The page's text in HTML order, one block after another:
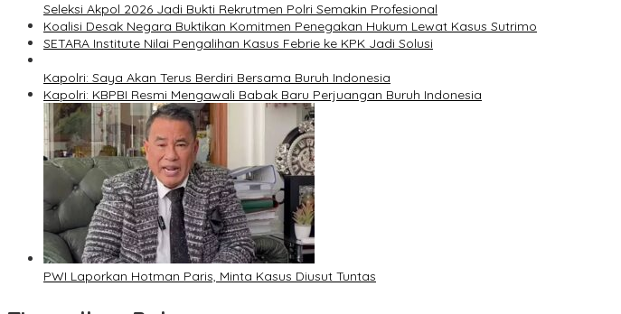
Seleksi Akpol 2026 Jadi Bukti Rekrutmen Polri Semakin Profesional
Koalisi Desak Negara Buktikan Komitmen Penegakan Hukum Lewat Kasus Sutrimo
SETARA Institute Nilai Pengalihan Kasus Febrie ke KPK Jadi Solusi
Kapolri: Saya Akan Terus Berdiri Bersama Buruh Indonesia
Kapolri: KBPBI Resmi Mengawali Babak Baru Perjuangan Buruh Indonesia
PWI Laporkan Hotman Paris, Minta Kasus Diusut Tuntas